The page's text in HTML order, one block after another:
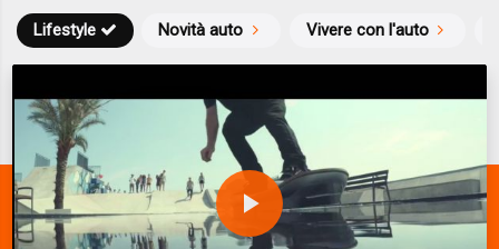
Novità auto Vivere con l'auto
Lifestyle
P